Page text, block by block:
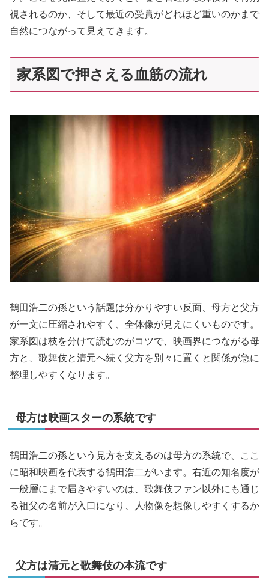
視されるのか、そして最近の受賞がどれほど重いのかまで
自然につながって見えてきます。
家系図で押さえる血筋の流れ
鶴田浩二の孫という話題は分かりやすい反面、母方と父方
が一文に圧縮されやすく、全体像が見えにくいものです。
家系図は枝を分けて読むのがコツで、映画界につながる母
方と、歌舞伎と清元へ続く父方を別々に置くと関係が急に
整理しやすくなります。
母方は映画スターの系統です
鶴田浩二の孫という見方を支えるのは母方の系統で、ここ
に昭和映画を代表する鶴田浩二がいます。右近の知名度が
一般層にまで届きやすいのは、歌舞伎ファン以外にも通じ
る祖父の名前が入口になり、人物像を想像しやすくするか
らです。
父方は清元と歌舞伎の本流です